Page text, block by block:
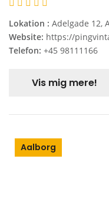
Lokation : Adelgade 12,
Website: https://
Telefon: +45 98111166
Vis mig mere!
Aalborg